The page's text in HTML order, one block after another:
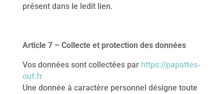
présent dans le ledit lien.
Article 7 – Collecte et protection des données
Vos données sont collectées par https://papattes-
ouf.fr
Une donnée à caractère personnel désigne toute